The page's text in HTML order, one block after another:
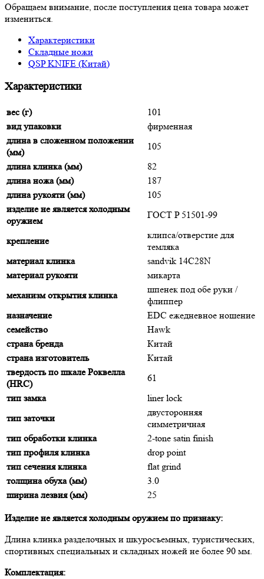
Обращаем внимание, после поступления цена товара может
измениться.
Характеристики
Складные ножи
QSP KNIFE (Китай)
Характеристики
вес (г)
101
вид упаковки
фирменная
длина в сложенном положении
(мм)
105
длина клинка (мм)
82
длина ножа (мм)
187
длина рукояти (мм)
105
изделие не является холодным
оружием
ГОСТ P 51501-99
крепление
клипса/отверстие для
темляка
материал клинка
sandvik 14C28N
материал рукояти
микарта
механизм открытия клинка
шпенек под обе руки /
флиппер
назначение
EDC ежедневное ношение
семейство
Hawk
страна бренда
Китай
страна изготовитель
Китай
твердость по шкале Роквелла
(HRC)
61
тип замка
liner lock
тип заточки
двусторонняя
симметричная
тип обработки клинка
2-tone satin finish
тип профиля клинка
drop point
тип сечения клинка
flat grind
толщина обуха (мм)
3.0
ширина лезвия (мм)
25
Изделие не является холодным оружием по признаку:
Длина клинка разделочных и шкуросъемных, туристических,
спортивных специальных и складных ножей не более 90 мм.
Комплектация: